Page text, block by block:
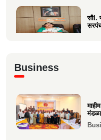
सौI.
श्री.
Business